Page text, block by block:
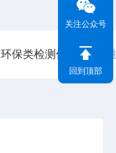
环保类检测仪器 微
关注公众号
回到顶部